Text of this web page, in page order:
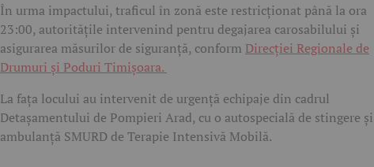
În urma impactului, traficul în zonă este restricționat până la ora
23:00, autoritățile intervenind pentru degajarea carosabilului și
asigurarea măsurilor de siguranță, conform Direcției Regionale de
Drumuri și Poduri Timișoara.
La fața locului au intervenit de urgență echipaje din cadrul
Detașamentului de Pompieri Arad, cu o autospecială de stingere
ambulanță SMURD de Terapie Intensivă Mobilă.